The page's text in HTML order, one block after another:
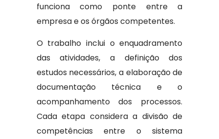
funciona como ponte entre a
empresa e os órgãos competentes.
O trabalho inclui o enquadramento
das atividades, a definição dos
estudos necessários, a elaboração de
documentação técnica e o
acompanhamento dos processos.
Cada etapa considera a divisão de
competências entre o sistema